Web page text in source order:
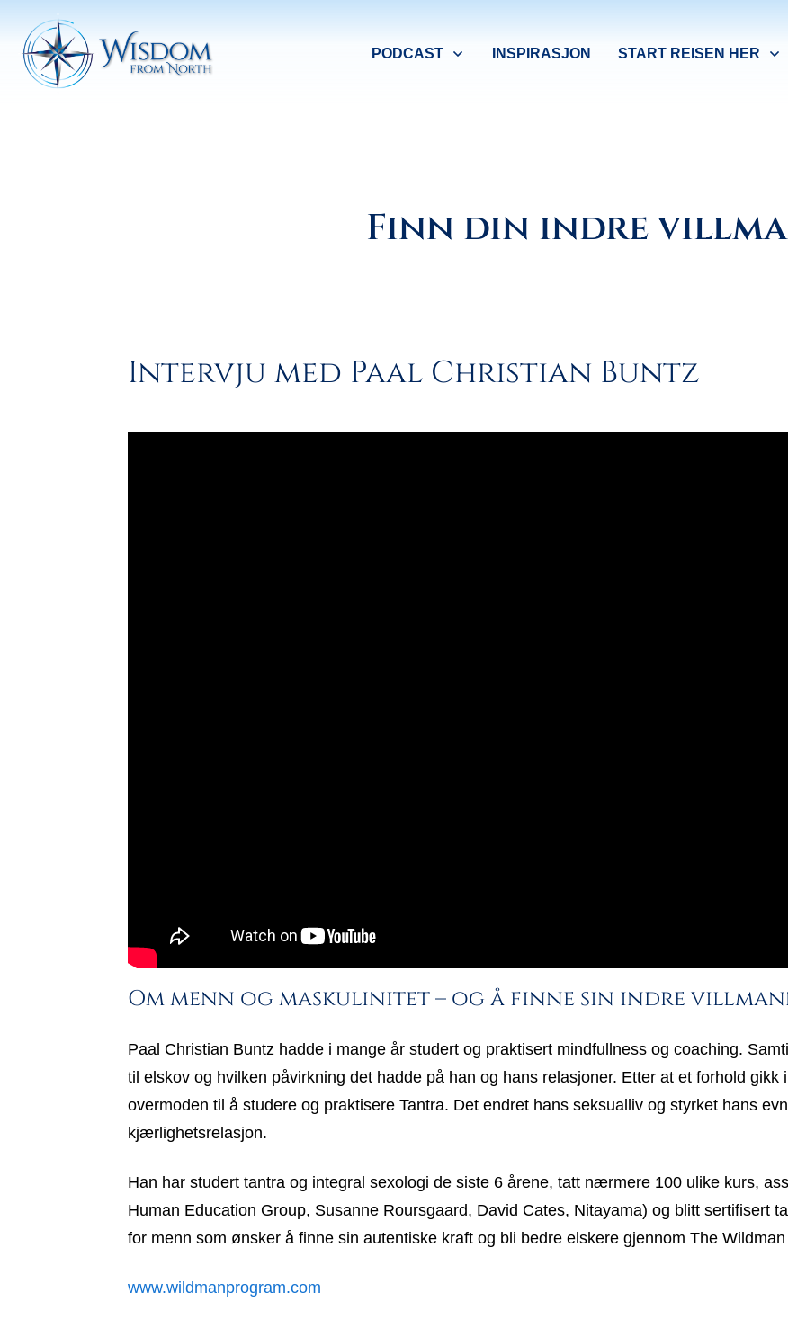
PODCAST INSPIRASJON START REISEN HER
Finn din indre
Intervju med Paal Christian Buntz
Om menn og maskulinitet – og å finne sin indre
Paal Christian Buntz hadde i mange år studert og praktisert mindfullness og coaching.
til elskov og hvilken påvirkning det hadde på han og hans relasjoner. Etter at et forhold
overmoden til å studere og praktisere Tantra. Det endret hans seksualliv og styrket hans
kjærlighetsrelasjon.
Han har studert tantra og integral sexologi de siste 6 årene, tatt nærmere 100 ulike kurs,
Human Education Group, Susanne Roursgaard, David Cates, Nitayama) og blitt sertifisert
for menn som ønsker å finne sin autentiske kraft og bli bedre elskere gjennom The
www.wildmanprogram.com